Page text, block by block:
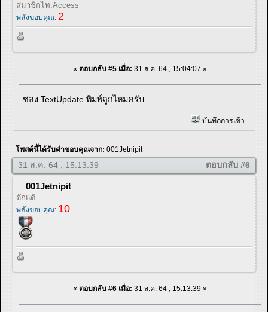
สมาชิกไท.Access
พลังขอบคุณ: 2
« ตอบกลับ #5 เมื่อ: 31 ส.ค. 64 , 15:04:07 »
ช่อง TextUpdate พิมพ์ถูกไหมครับ
บันทึกการเข้า
โพสต์นี้ได้รับคำขอบคุณจาก: 001Jetnipit
31 ส.ค. 64 , 15:13:39 ตอบกลับ #6
001Jetnipit
ดักแด้
พลังขอบคุณ: 10
« ตอบกลับ #6 เมื่อ: 31 ส.ค. 64 , 15:13:39 »